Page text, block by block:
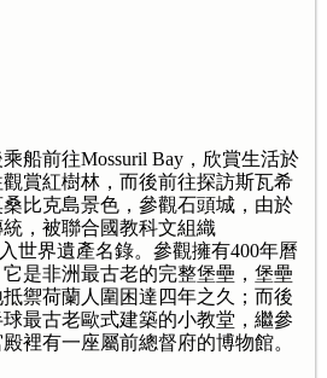
船前往Mossuril Bay，欣賞生活於
賞紅樹林，而後前往探訪斯瓦希
比克島景色，參觀石頭城，由於
，被聯合國教科文組織
世界遺產名錄。參觀擁有400年曆
是非洲最古老的完整堡壘，堡壘
禦荷蘭人圍困達四年之久；而後
最古老歐式建築的小教堂，繼參
裡有一座屬前總督府的博物館。